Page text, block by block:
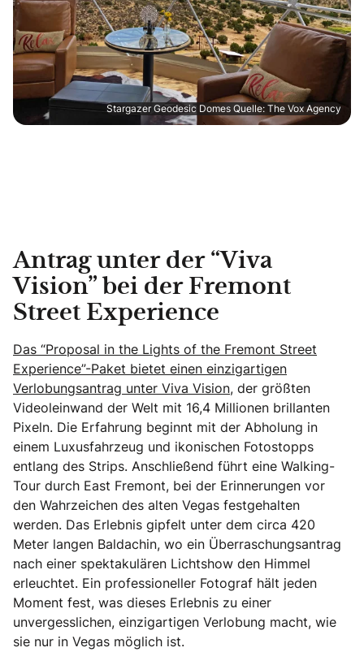
Stargazer Geodesic Domes Quelle: The Vox Agency
Antrag unter der “Viva
Vision” bei der Fremont
Street Experience
Das “Proposal in the Lights of the Fremont Street
Experience”-Paket bietet einen einzigartigen
Verlobungsantrag unter Viva Vision, der größten
Videoleinwand der Welt mit 16,4 Millionen brillanten
Pixeln. Die Erfahrung beginnt mit der Abholung in
einem Luxusfahrzeug und ikonischen Fotostopps
entlang des Strips. Anschließend führt eine Walking-
Tour durch East Fremont, bei der Erinnerungen vor
den Wahrzeichen des alten Vegas festgehalten
werden. Das Erlebnis gipfelt unter dem circa 420
Meter langen Baldachin, wo ein Überraschungsantrag
nach einer spektakulären Lichtshow den Himmel
erleuchtet. Ein professioneller Fotograf hält jeden
Moment fest, was dieses Erlebnis zu einer
unvergesslichen, einzigartigen Verlobung macht, wie
sie nur in Vegas möglich ist.